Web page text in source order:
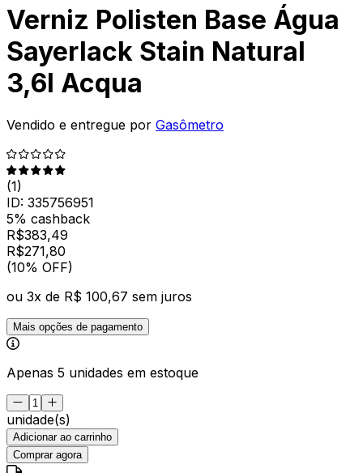
Verniz Polisten Base Água
Sayerlack Stain Natural
3,6l Acqua
Vendido e entregue por Gasômetro
(1)
ID: 335756951
5% cashback
R$383,49
R$271,80
(10% OFF)
ou 3x de R$ 100,67 sem juros
Mais opções de pagamento
Apenas 5 unidades em estoque
unidade(s)
Adicionar ao carrinho
Comprar agora